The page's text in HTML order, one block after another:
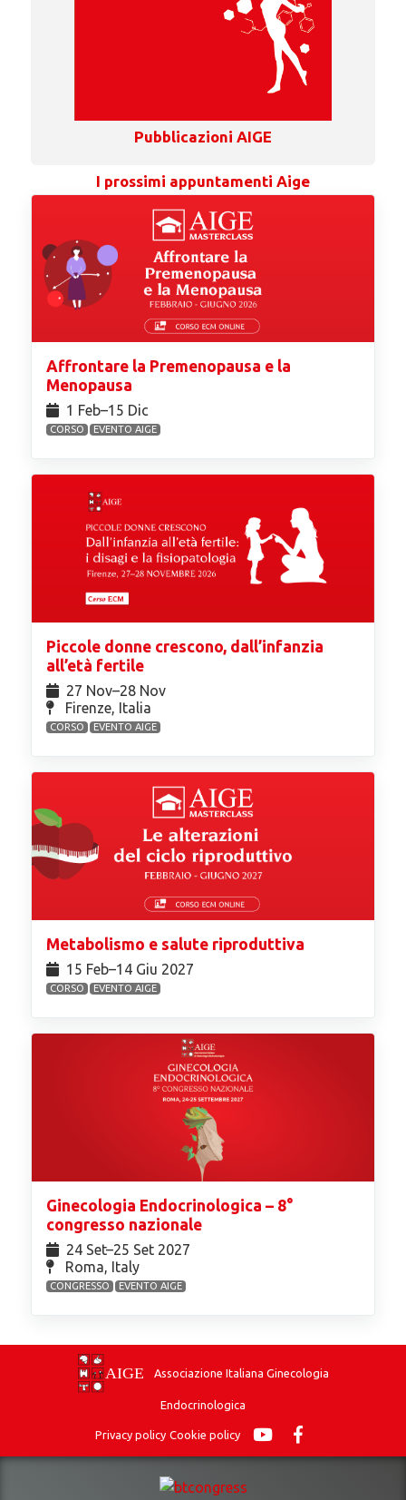
Pubblicazioni AIGE
I prossimi appuntamenti Aige
Affrontare la Premenopausa e la
Menopausa
1 Feb⁠–15 Dic
CORSO EVENTO AIGE
Piccole donne crescono, dall’infanzia
all’età fertile
27 Nov⁠–28 Nov
Firenze, Italia
CORSO EVENTO AIGE
Metabolismo e salute riproduttiva
15 Feb⁠–14 Giu 2027
CORSO EVENTO AIGE
Ginecologia Endocrinologica – 8°
congresso nazionale
24 Set⁠–25 Set 2027
Roma, Italy
CONGRESSO EVENTO AIGE
Associazione Italiana Ginecologia
Endocrinologica
Privacy policy Cookie policy